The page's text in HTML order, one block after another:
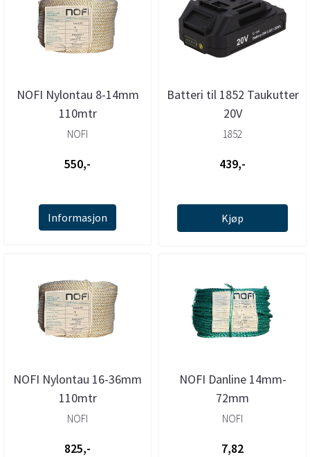
NOFI Nylontau 8-14mm
110mtr
NOFI
550,-
Informasjon
Batteri til 1852 Taukutter
20V
1852
439,-
Kjøp
NOFI Nylontau 16-36mm
110mtr
NOFI
825,-
NOFI Danline 14mm-
72mm
NOFI
7,82